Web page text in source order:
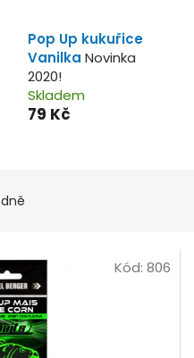
Pop Up kukuřice
Vanilka Novinka
2020!
Skladem
79 Kč
Kód: 806